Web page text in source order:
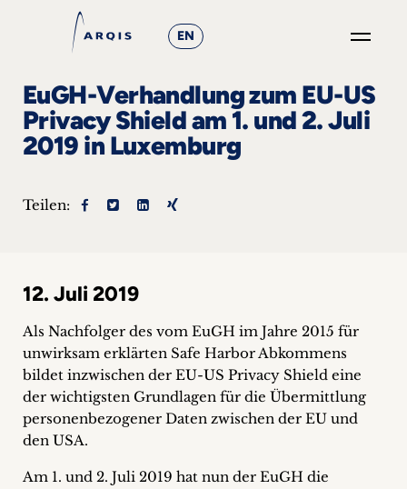
EN
Fokusgruppen
+
Events
+
Karriere
+
Blog
EuGH-Verhandlung zum EU-US
Privacy Shield am 1. und 2. Juli
2019 in Luxemburg
Teilen:
12. Juli 2019
Als Nachfolger des vom EuGH im Jahre 2015 für
unwirksam erklärten Safe Harbor Abkommens
bildet inzwischen der EU-US Privacy Shield eine
der wichtigsten Grundlagen für die Übermittlung
personenbezogener Daten zwischen der EU und
den USA.
Am 1. und 2. Juli 2019 hat nun der EuGH die